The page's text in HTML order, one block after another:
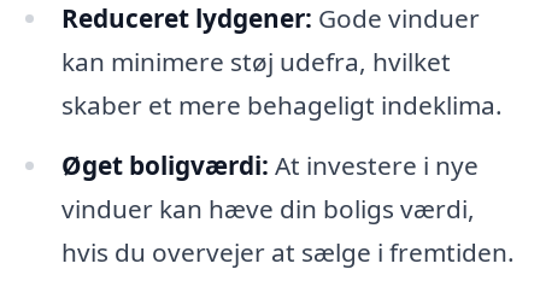
Reduceret lydgener: Gode vinduer
kan minimere støj udefra, hvilket
skaber et mere behageligt indeklima.
Øget boligværdi: At investere i nye
vinduer kan hæve din boligs værdi,
hvis du overvejer at sælge i fremtiden.